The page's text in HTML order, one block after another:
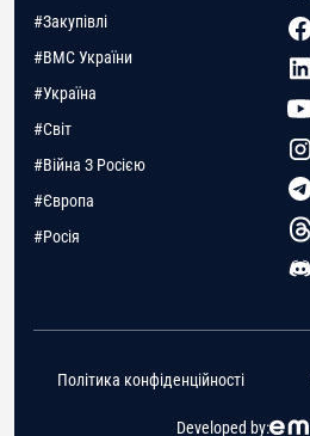
#Закупівлі
#ВМС України
#Україна
#Світ
#Війна З Росією
#Європа
#Росія
Developed by:
Політика конфіденційності